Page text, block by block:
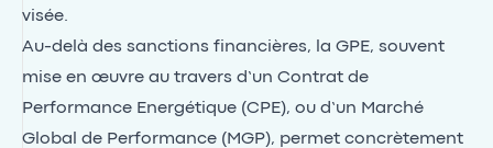
visée.
Au-delà des sanctions financières, la GPE, souvent
mise en œuvre au travers d’un Contrat de
Performance Energétique (CPE), ou d’un Marché
Global de Performance (MGP), permet concrètement